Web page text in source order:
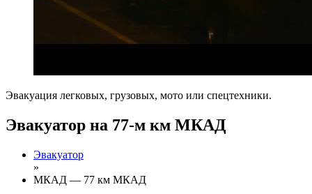
Эвакуация легковых, грузовых, мото или спецтехники.
Эвакуатор на 77-м км МКАД
Эвакуатор
»
МКАД — 77 км МКАД